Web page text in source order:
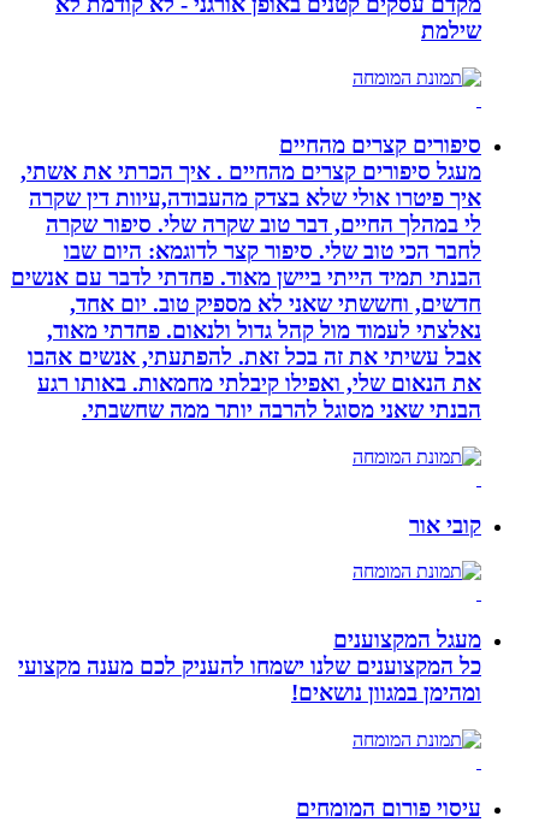
שילמת
סיפורים קצרים מהחיים
מעגל סיפורים קצרים מהחיים . איך הכרתי את אשתי,
איך פיטרו אולי שלא בצדק מהעבודה,עיוות דין שקרה
לי במהלך החיים, דבר טוב שקרה שלי. סיפור שקרה
לחבר הכי טוב שלי. סיפור קצר לדוגמא: היום שבו
הבנתי תמיד הייתי ביישן מאוד. פחדתי לדבר עם אנשים
חדשים, וחששתי שאני לא מספיק טוב. יום אחד,
נאלצתי לעמוד מול קהל גדול ולנאום. פחדתי מאוד,
אבל עשיתי את זה בכל זאת. להפתעתי, אנשים אהבו
את הנאום שלי, ואפילו קיבלתי מחמאות. באותו רגע
הבנתי שאני מסוגל להרבה יותר ממה שחשבתי.
קובי אור
מעגל המקצוענים
כל המקצוענים שלנו ישמחו להעניק לכם מענה מקצועי
ומהימן במגוון נושאים!
עיסוי פורום המומחים